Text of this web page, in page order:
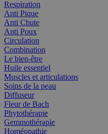
Respiration
Anti Pique
Anti Chute
Anti Poux
Circulation
Combination
Le bien-être
Huile essentiel
Muscles et articulations
Soins de la peau
Diffuseur
Fleur de Bach
Phytothérapie
Gemmothérapie
Homéopathie